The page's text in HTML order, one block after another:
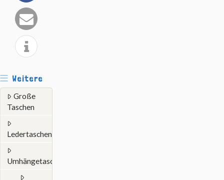
Weitere
Große
Taschen
Ledertaschen
Umhängetaschen